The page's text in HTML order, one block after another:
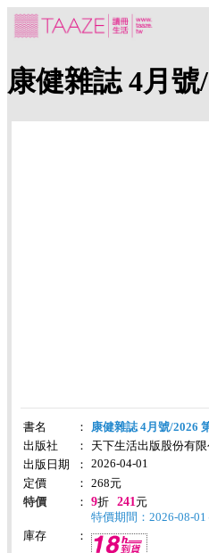
康健雜誌 4月
書名 ：
康健雜誌 4月號/2026
出版社
：
天下生活出版股份有限
出版日期
：
2026-04-01
定價
： 268元
特價
： 9折 241 元
特價期間：2026-08-01
庫存
：